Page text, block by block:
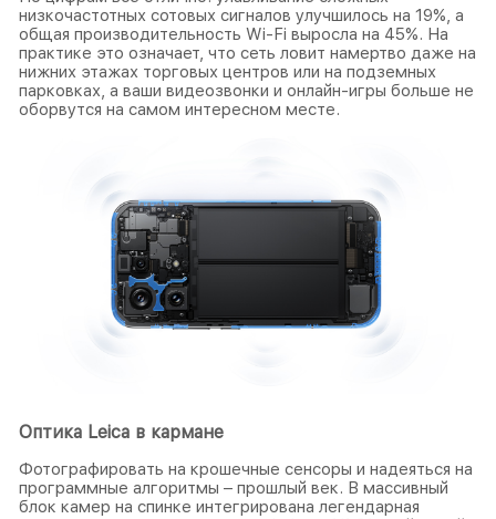
низкочастотных сотовых сигналов улучшилось на 19%, а
общая производительность Wi-Fi выросла на 45%. На
практике это означает, что сеть ловит намертво даже на
нижних этажах торговых центров или на подземных
парковках, а ваши видеозвонки и онлайн-игры больше не
оборвутся на самом интересном месте.
Оптика Leica в кармане
Фотографировать на крошечные сенсоры и надеяться на
программные алгоритмы – прошлый век. В массивный
блок камер на спинке интегрирована легендарная